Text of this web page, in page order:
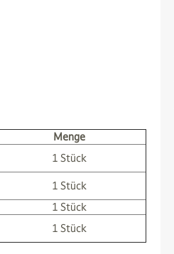
Menge
1 Stück
1 Stück
1 Stück
1 Stück